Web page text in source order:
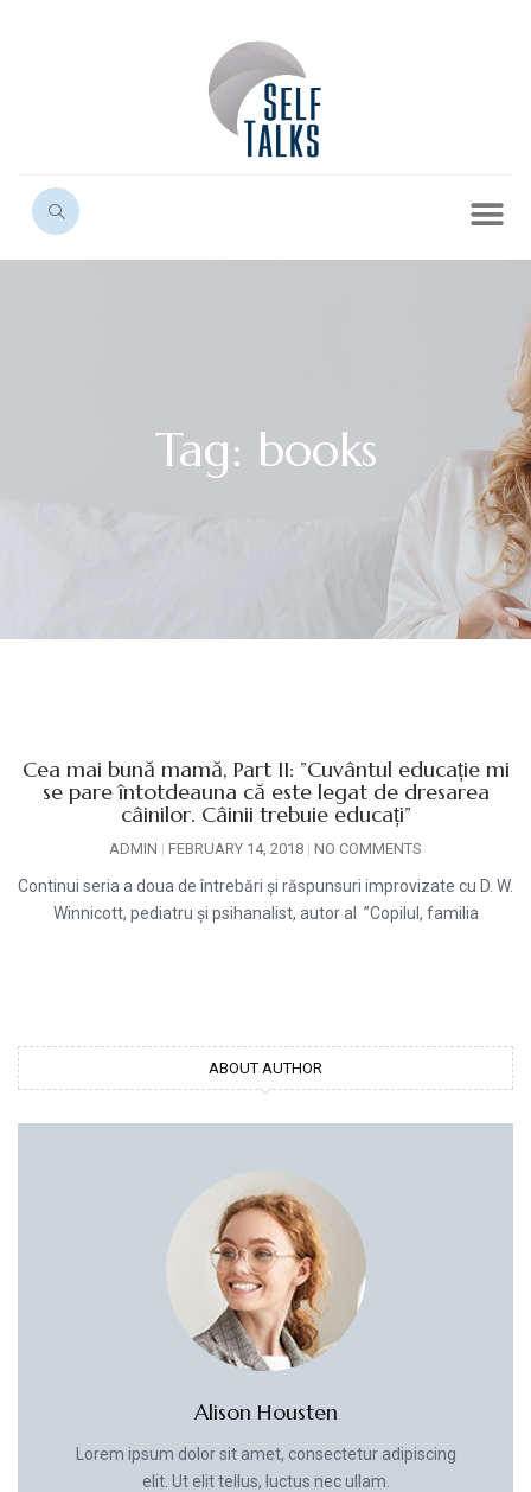
Tag: books
Cea mai bună mamă, Part II: ”Cuvântul educație mi
se pare întotdeauna că este legat de dresarea
câinilor. Câinii trebuie educați”
ADMIN FEBRUARY 14, 2018 NO COMMENTS
Continui seria a doua de întrebări și răspunsuri improvizate cu D. W.
Winnicott, pediatru și psihanalist, autor al ”Copilul, familia
ABOUT AUTHOR
Alison Housten
Lorem ipsum dolor sit amet, consectetur adipiscing
elit. Ut elit tellus, luctus nec ullam.